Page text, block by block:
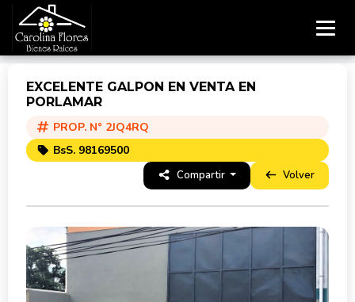
EXCELENTE GALPON EN VENTA EN
PORLAMAR
PROP. N° 2JQ4RQ
BsS. 98169500
Compartir Volver